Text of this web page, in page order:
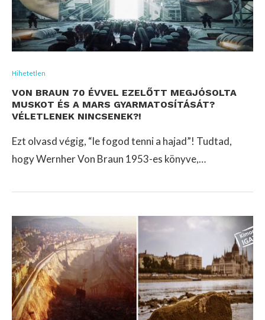
Hihetetlen
VON BRAUN 70 ÉVVEL EZELŐTT MEGJÓSOLTA
MUSKOT ÉS A MARS GYARMATOSÍTÁSÁT?
VÉLETLENEK NINCSENEK?!
Ezt olvasd végig, “le fogod tenni a hajad”! Tudtad,
hogy Wernher Von Braun 1953-es könyve,…